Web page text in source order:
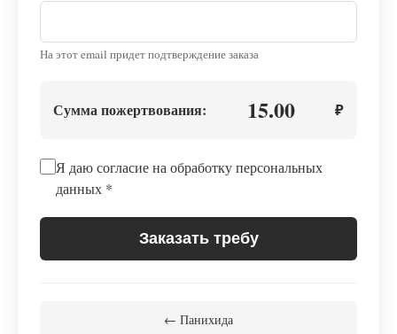
На этот email придет подтверждение заказа
Сумма пожертвования: 15.00 ₽
Я даю согласие на обработку персональных
данных *
Заказать требу
← Панихида